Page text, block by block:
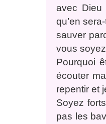
avec Dieu
qu’en
sauver
vous
Pourquoi
écouter
repentir et
Soyez
pas les